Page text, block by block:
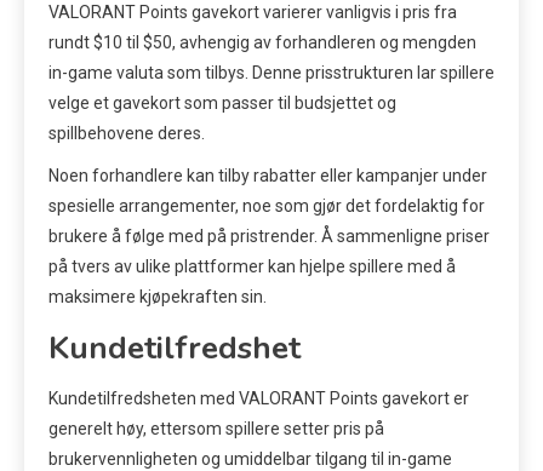
VALORANT Points gavekort varierer vanligvis i pris fra
rundt $10 til $50, avhengig av forhandleren og mengden
in-game valuta som tilbys. Denne prisstrukturen lar spillere
velge et gavekort som passer til budsjettet og
spillbehovene deres.
Noen forhandlere kan tilby rabatter eller kampanjer under
spesielle arrangementer, noe som gjør det fordelaktig for
brukere å følge med på pristrender. Å sammenligne priser
på tvers av ulike plattformer kan hjelpe spillere med å
maksimere kjøpekraften sin.
Kundetilfredshet
Kundetilfredsheten med VALORANT Points gavekort er
generelt høy, ettersom spillere setter pris på
brukervennligheten og umiddelbar tilgang til in-game